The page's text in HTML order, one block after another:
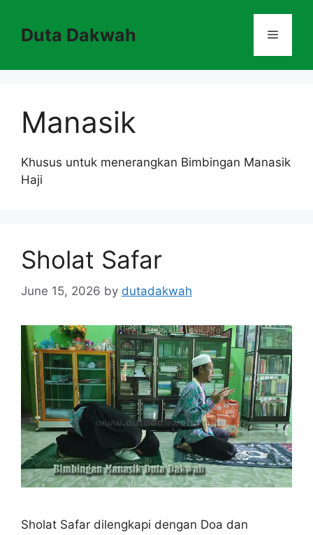
contentDuta Dakwah Menu
Manasik
Khusus untuk menerangkan Bimbingan Manasik
Haji
Sholat Safar
June 15, 2026 by dutadakwah
Sholat Safar dilengkapi dengan Doa dan